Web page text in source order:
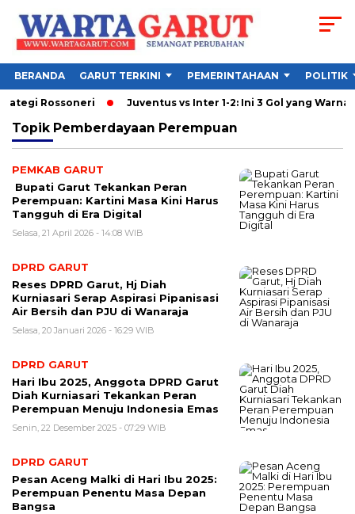
BERANDA GARUT TERKINI PEMERINTAHAAN POLITIK
Rossoneri Juventus vs Inter 1-2: Ini 3 Gol yang Warnai
Topik Pemberdayaan Perempuan
PEMKAB GARUT
Bupati Garut Tekankan Peran
Perempuan: Kartini Masa Kini Harus
Tangguh di Era Digital
Selasa, 21 April 2026 - 14:08 WIB
DPRD GARUT
Reses DPRD Garut, Hj Diah
Kurniasari Serap Aspirasi Pipanisasi
Air Bersih dan PJU di Wanaraja
Selasa, 20 Januari 2026 - 16:29 WIB
DPRD GARUT
Hari Ibu 2025, Anggota DPRD Garut
Diah Kurniasari Tekankan Peran
Perempuan Menuju Indonesia Emas
Senin, 22 Desember 2025 - 07:29 WIB
DPRD GARUT
Pesan Aceng Malki di Hari Ibu 2025:
Perempuan Penentu Masa Depan
Bangsa